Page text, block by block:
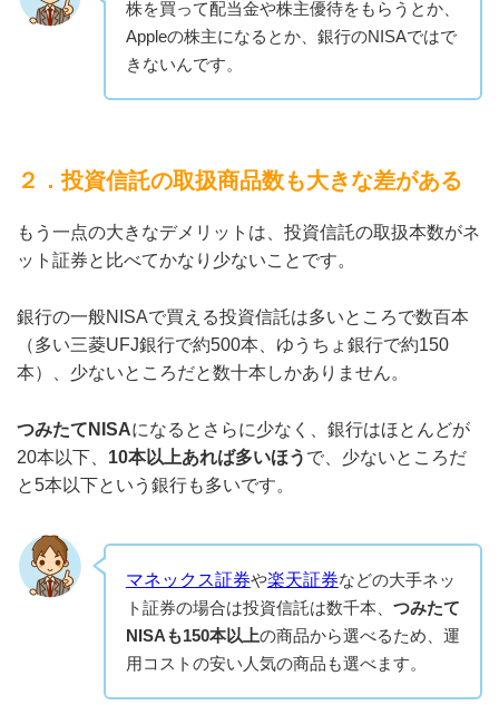
株を買って配当金や株主優待をもらうとか、
Appleの株主になるとか、銀行のNISAではで
きないんです。
２．投資信託の取扱商品数も大きな差がある
もう一点の大きなデメリットは、投資信託の取扱本数がネ
ット証券と比べてかなり少ないことです。
銀行の一般NISAで買える投資信託は多いところで数百本
（多い三菱UFJ銀行で約500本、ゆうちょ銀行で約150
本）、少ないところだと数十本しかありません。
つみたてNISAになるとさらに少なく、銀行はほとんどが
20本以下、 10本以上あれば多いほう で、少ないところだ
と5本以下という銀行も多いです。
マネックス証券や楽天証券などの大手ネッ
ト証券の場合は投資信託は数千本、 つみたて
NISAも150本以上の商品から選べるため、運
用コストの安い人気の商品も選べます。